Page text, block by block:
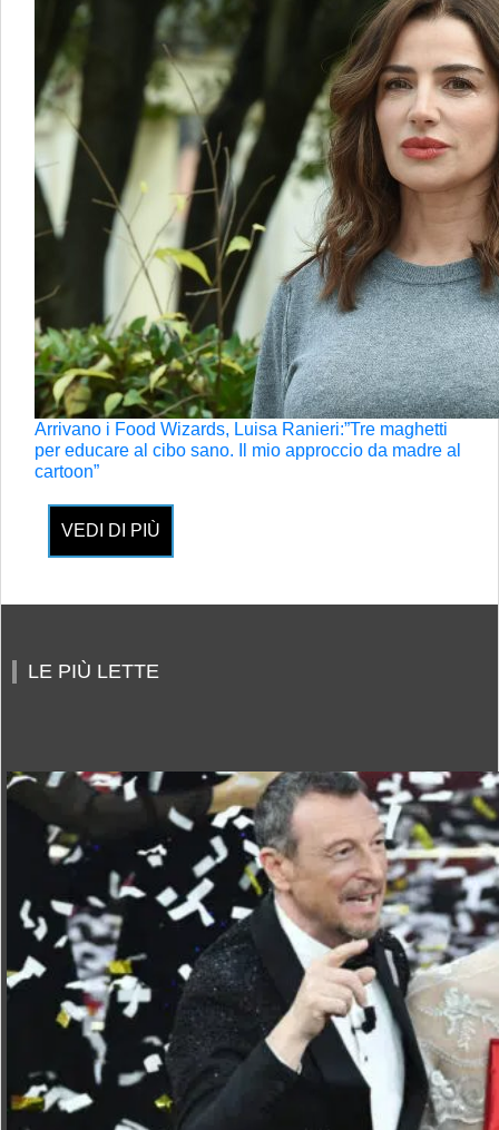
Arrivano i Food Wizards, Luisa Ranieri:”Tre maghetti
per educare al cibo sano. Il mio approccio da madre al
cartoon”
VEDI DI PIÙ
LE PIÙ LETTE